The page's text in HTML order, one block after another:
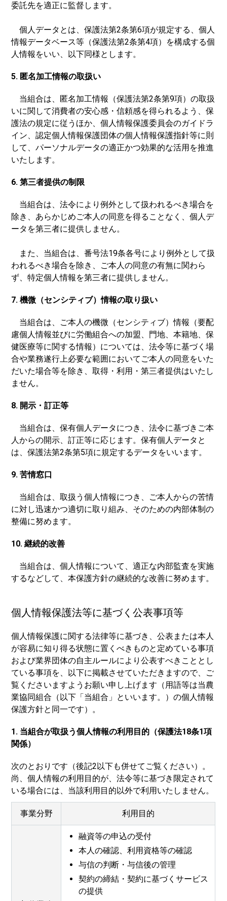
委託先を適正に監督します。
個人データとは、保護法第2条第6項が規定する、個人
情報データベース等（保護法第2条第4項）を構成する個
人情報をいい、以下同様とします。
5. 匿名加工情報の取扱い
当組合は、匿名加工情報（保護法第2条第9項）の取扱
いに関して消費者の安心感・信頼感を得られるよう、保
護法の規定に従うほか、個人情報保護委員会のガイドラ
イン、認定個人情報保護団体の個人情報保護指針等に則
して、パーソナルデータの適正かつ効果的な活用を推進
いたします。
6. 第三者提供の制限
当組合は、法令により例外として扱われるべき場合を
除き、あらかじめご本人の同意を得ることなく、個人デ
ータを第三者に提供しません。
また、当組合は、番号法19条各号により例外として扱
われるべき場合を除き、ご本人の同意の有無に関わら
ず、特定個人情報を第三者に提供しません。
7. 機微（センシティブ）情報の取り扱い
当組合は、ご本人の機微（センシティブ）情報（要配
慮個人情報並びに労働組合への加盟、門地、本籍地、保
健医療等に関する情報）については、法令等に基づく場
合や業務遂行上必要な範囲においてご本人の同意をいた
だいた場合等を除き、取得・利用・第三者提供はいたし
ません。
8. 開示・訂正等
当組合は、保有個人データにつき、法令に基づきご本
人からの開示、訂正等に応じます。保有個人データと
は、保護法第2条第5項に規定するデータをいいます。
9. 苦情窓口
当組合は、取扱う個人情報につき、ご本人からの苦情
に対し迅速かつ適切に取り組み、そのための内部体制の
整備に努めます。
10. 継続的改善
当組合は、個人情報について、適正な内部監査を実施
するなどして、本保護方針の継続的な改善に努めます。
個人情報保護法等に基づく公表事項等
個人情報保護に関する法律等に基づき、公表または本人
が容易に知り得る状態に置くべきものと定めている事項
および業界団体の自主ルールにより公表すべきこととし
ている事項を、以下に掲載させていただきますので、ご
覧くださいますようお願い申し上げます（用語等は当農
業協同組合（以下「当組合」といいます。）の個人情報
保護方針と同一です）。
1. 当組合が取扱う個人情報の利用目的（保護法18条1項
関係）
次のとおりです（後記2以下も併せてご覧ください）。
尚、個人情報の利用目的が、法令等に基づき限定されて
いる場合には、当該利用目的以外で利用いたしません。
事業分野 利用目的
融資等の申込の受付
本人の確認、利用資格等の確認
与信の判断・与信後の管理
契約の締結・契約に基づくサービス
の提供